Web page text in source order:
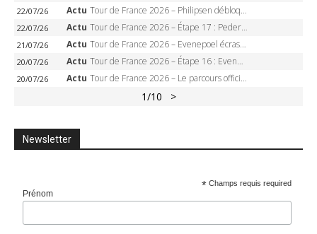
22/07/26 Actu Tour de France 2026 – Philipsen débloque son compteur à Voiron, Pedersen en danger pour le maillot vert
22/07/26 Actu Tour de France 2026 – Étape 17 : Pedersen peut-il verrouiller le maillot vert à Voiron ?
21/07/26 Actu Tour de France 2026 – Evenepoel écrase le chrono d’Évian, Seixas 4e, Lipowitz abandonne
20/07/26 Actu Tour de France 2026 – Étape 16 : Evenepoel, Pogacar, Ganna… qui domptera le chrono d’Évian pour redessiner le podium ?
20/07/26 Actu Tour de France 2026 – Le parcours officiel complet : 21 étapes, profils, carte et dates
1/10 >
Newsletter
* Champs requis required
Prénom